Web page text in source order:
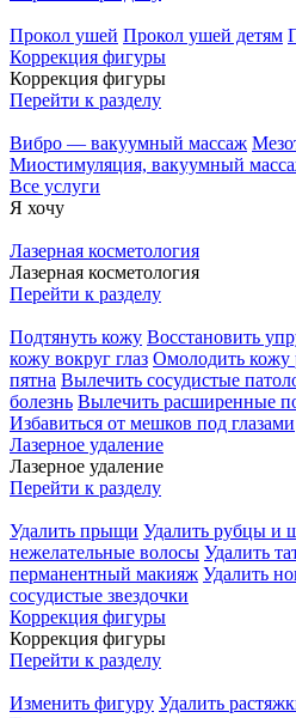
Прокол ушей Прокол ушей детям
Коррекция фигуры
Коррекция фигуры
Перейти к разделу
Вибро — вакуумный массаж
Миостимуляция, вакуумный
Все услуги
Я хочу
Лазерная косметология
Лазерная косметология
Перейти к разделу
Подтянуть кожу Восстановить
кожу вокруг глаз Омолодить кожу
пятна Вылечить сосудистые
болезнь Вылечить расширенные
Избавиться от мешков под глазами
Лазерное удаление
Лазерное удаление
Перейти к разделу
Удалить прыщи Удалить рубцы и
нежелательные волосы Удалить
перманентный макияж Удалить
сосудистые звездочки
Коррекция фигуры
Коррекция фигуры
Перейти к разделу
Изменить фигуру Удалить